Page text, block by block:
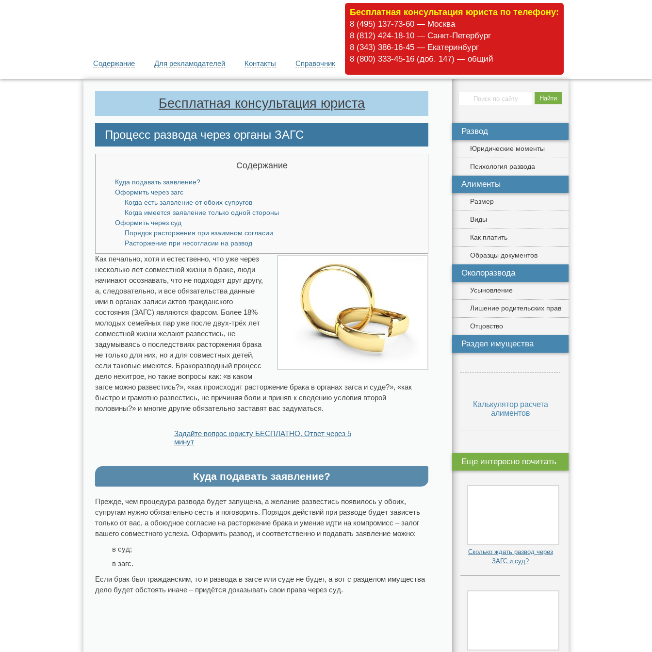
Бесплатная консультация юриста по телефону:
8 (495) 137-73-60 — Москва
8 (812) 424-18-10 — Санкт-Петербург
8 (343) 386-16-45 — Екатеринбург
8 (800) 333-45-16 (доб. 147) — общий
Содержание Для рекламодателей Контакты Справочник
Бесплатная консультация юриста
Процесс развода через органы ЗАГС
Содержание
Куда подавать заявление?
Оформить через загс
Когда есть заявление от обоих супругов
Когда имеется заявление только одной стороны
Оформить через суд
Порядок расторжения при взаимном согласии
Расторжение при несогласии на развод
Как печально, хотя и естественно, что уже через
несколько лет совместной жизни в браке, люди
начинают осознавать, что не подходят друг другу,
а, следовательно, и все обязательства данные
ими в органах записи актов гражданского
состояния (ЗАГС) являются фарсом. Более 18%
молодых семейных пар уже после двух-трёх лет
совместной жизни желают развестись, не
задумываясь о последствиях расторжения брака
не только для них, но и для совместных детей,
если таковые имеются. Бракоразводный процесс –
дело нехитрое, но такие вопросы как: «в каком
загсе можно развестись?», «как происходит расторжение брака в органах загса и суде?», «как
быстро и грамотно развестись, не причиняя боли и приняв к сведению условия второй
половины?» и многие другие обязательно заставят вас задуматься.
Задайте вопрос юристу БЕСПЛАТНО. Ответ через 5
минут
Куда подавать заявление?
Прежде, чем процедура развода будет запущена, а желание развестись появилось у обоих,
супругам нужно обязательно сесть и поговорить. Порядок действий при разводе будет зависеть
только от вас, а обоюдное согласие на расторжение брака и умение идти на компромисс – залог
вашего совместного успеха. Оформить развод, и соответственно и подавать заявление можно:
в суд;
в загс.
Если брак был гражданским, то и развода в загсе или суде не будет, а вот с разделом имущества
дело будет обстоять иначе – придётся доказывать свои права через суд.
Развод
Юридические моменты
Психология развода
Алименты
Размер
Виды
Как платить
Образцы документов
Околоразвода
Усыновление
Лишение родительских прав
Отцовство
Раздел имущества
Калькулятор расчета
алиментов
Еще интересно почитать
Сколько ждать развод через
ЗАГС и суд?